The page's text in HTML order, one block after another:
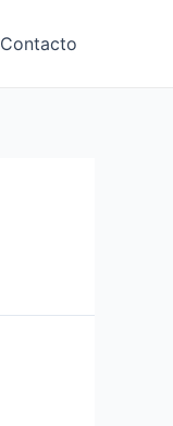
Contacto